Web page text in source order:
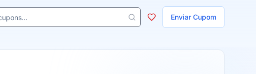
Enviar Cupom
e lojas